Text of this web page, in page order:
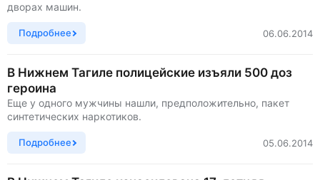
дворах машин.
Подробнее 06.06.2014
В Нижнем Тагиле полицейские изъяли 500 доз
героина
Еще у одного мужчины нашли, предположительно, пакет
синтетических наркотиков.
Подробнее 05.06.2014